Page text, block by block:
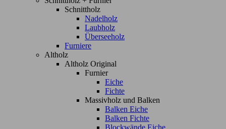
Schnittholz
Nadelholz
Laubholz
Überseeholz
Furniere
Altholz
Altholz Original
Furnier
Eiche
Fichte
Massivholz und Balken
Balken Eiche
Balken Fichte